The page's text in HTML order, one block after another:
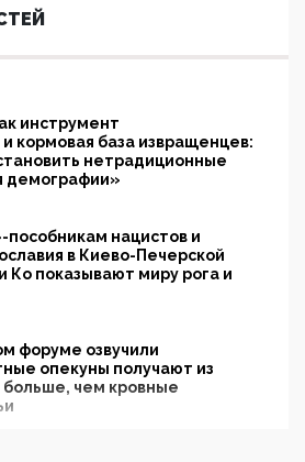
инструмент
кормовая база извращенцев:
нетрадиционные
демографии»
нацистов и
в Киево-Печерской
Ко показывают миру рога и
форуме озвучили
опекуны получают из
чем кровные